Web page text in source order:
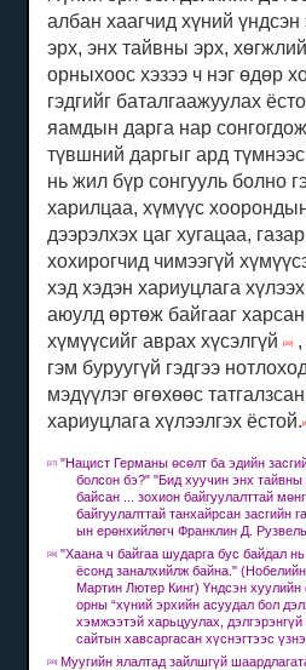
албан хаагчид хүний
эрх, энх тайвны эрх,
орныхоос хэзээ ч нэг өдөр
гэдгийг баталгаажуулах
яамдын дарга нар
түвшний даргыг ард
нь жил бүр сонгууль болно
харилцаа, хүмүүс
дээрэлхэх цаг хугацаа,
хохирогчид чимээгүй
хэд хэдэн хариуцлага
аюулд өртөж байгааг
хүмүүсийг аврах хүсэлгүй[39]
гэм буруугүй гэдгээ
мэдүүлэг өгөхөөс
хариуцлага хүлээлгэх ёстой.
[37]
"Нацист Германы өсөлт ба эдийн
болсон бэ?""Бид хуучин энх
байсан ... зохион байгуулалттай
байгуулалттай танхайрсан засгийн
ын ерөнхийлөгч Франклин Д.
[38]
"Хаана ч байгаа шударга бус байдал
ёсонд заналхийлж байна."
Мартин Лютер Кинг) Үндсэн хуулийн
орны “хүний ​​эрхийн асуудал бол
хэмжээтэй харьцуулах,
сайтын хавсаргасан хүснэгтээс үзнэ
[39]
Муугийн ялалтад зайлшгүй